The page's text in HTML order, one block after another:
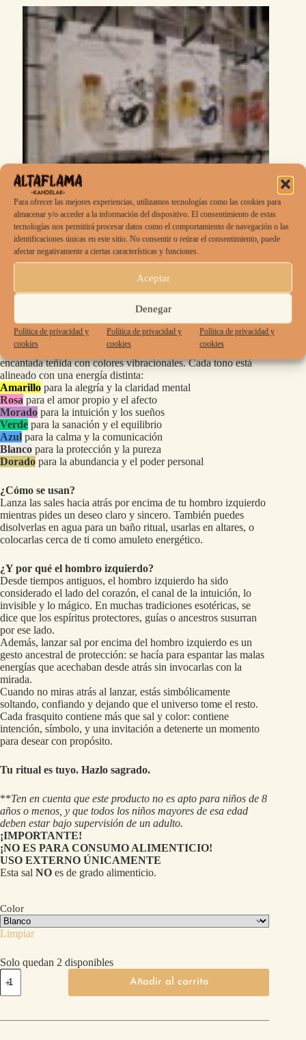
Para ofrecer las mejores experiencias, utilizamos tecnologías como las cookies para
almacenar y/o acceder a la información del dispositivo. El consentimiento de estas
tecnologías nos permitirá procesar datos como el comportamiento de navegación o las
identificaciones únicas en este sitio. No consentir o retirar el consentimiento, puede
afectar negativamente a ciertas características y funciones.
Aceptar
Denegar
Política de privacidad y
cookies
Política de privacidad y
cookies
Política de privacidad y
cookies
Sales de Bruja – Elige tu color y pide un deseo
Pequeños frascos cargados de intención, llenos de sal
encantada teñida con colores vibracionales. Cada tono está
alineado con una energía distinta:
Amarillo para la alegría y la claridad mental
Rosa para el amor propio y el afecto
Morado para la intuición y los sueños
Verde para la sanación y el equilibrio
Azul para la calma y la comunicación
Blanco para la protección y la pureza
Dorado para la abundancia y el poder personal
¿Cómo se usan?
Lanza las sales hacia atrás por encima de tu hombro izquierdo
mientras pides un deseo claro y sincero. También puedes
disolverlas en agua para un baño ritual, usarlas en altares, o
colocarlas cerca de ti como amuleto energético.
¿Y por qué el hombro izquierdo?
Desde tiempos antiguos, el hombro izquierdo ha sido
considerado el lado del corazón, el canal de la intuición, lo
invisible y lo mágico. En muchas tradiciones esotéricas, se
dice que los espíritus protectores, guías o ancestros susurran
por ese lado.
Además, lanzar sal por encima del hombro izquierdo es un
gesto ancestral de protección: se hacía para espantar las malas
energías que acechaban desde atrás sin invocarlas con la
mirada.
Cuando no miras atrás al lanzar, estás simbólicamente
soltando, confiando y dejando que el universo tome el resto.
Cada frasquito contiene más que sal y color: contiene
intención, símbolo, y una invitación a detenerte un momento
para desear con propósito.
Tu ritual es tuyo. Hazlo sagrado.
**Ten en cuenta que este producto no es apto para niños de 8
años o menos, y que todos los niños mayores de esa edad
deben estar bajo supervisión de un adulto.
¡IMPORTANTE!
¡NO ES PARA CONSUMO ALIMENTICIO!
USO EXTERNO ÚNICAMENTE
Esta sal NO es de grado alimenticio.
Color
Limpiar
Solo quedan 2 disponibles
Añadir al carrito